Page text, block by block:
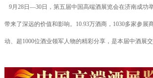
9月28日—30日，第五届中国高端酒展览会在济南成功
带来了深远的价值和影响。10.93万酒商，1030多家参展
动、超1000位酒业领军人物的精彩分享，是本届中酒展交